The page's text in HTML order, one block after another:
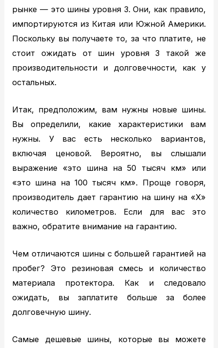
Главная
Техобслуживание
MITSUBISHI ТО
MITSUBISHI ремонт
TOYOTA ТО
TOYOTA диагностика
TOYOTA ремонт
NISSAN ТО
рынке — это шины уровня 3. Они, как правило,
импортируются из Китая или Южной Америки.
Поскольку вы получаете то, за что платите, не
стоит ожидать от шин уровня 3 такой же
производительности и долговечности, как у
остальных.
Итак, предположим, вам нужны новые шины.
Вы определили, какие характеристики вам
нужны. У вас есть несколько вариантов,
включая ценовой. Вероятно, вы слышали
выражение «это шина на 50 тысяч км» или
«это шина на 100 тысяч км». Проще говоря,
производитель дает гарантию на шину на «X»
количество километров. Если для вас это
важно, обратите внимание на гарантию.
Чем отличаются шины с большей гарантией на
пробег? Это резиновая смесь и количество
материала протектора. Как и следовало
ожидать, вы заплатите больше за более
долговечную шину.
Самые дешевые шины, которые вы можете